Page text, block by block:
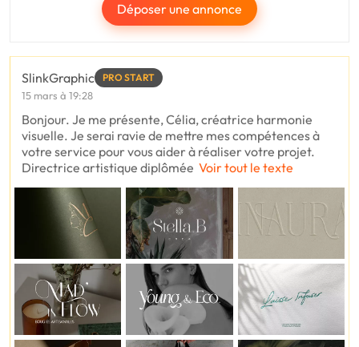
Déposer une annonce
SlinkGraphic PRO START
15 mars à 19:28
Bonjour. Je me présente, Célia, créatrice harmonie
visuelle. Je serai ravie de mettre mes compétences à
votre service pour vous aider à réaliser votre projet.
Directrice artistique diplômée Voir tout le texte